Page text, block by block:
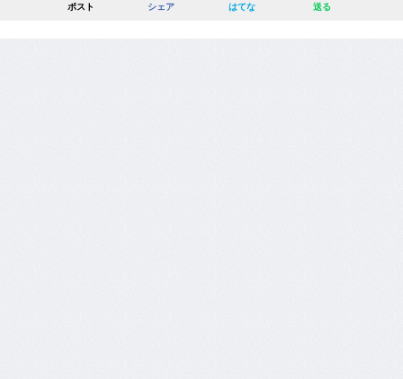
ポスト シェア はてな 送る